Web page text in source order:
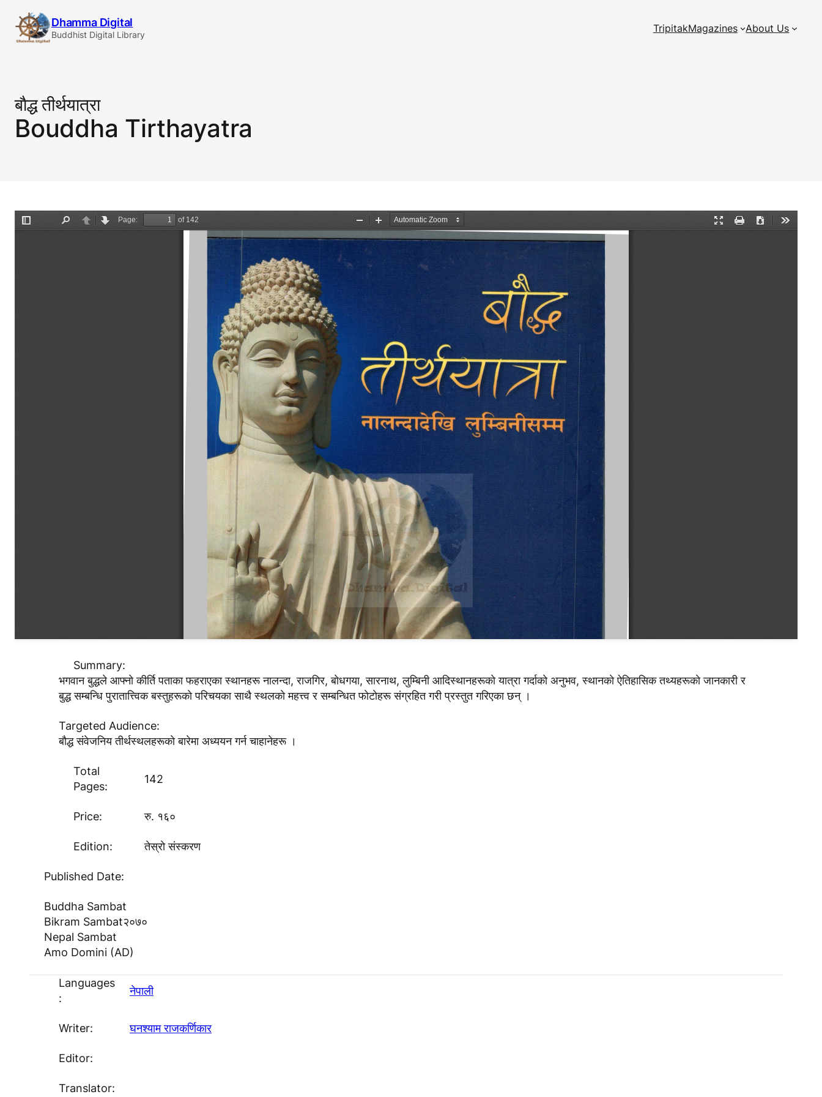
content
Dhamma Digital
Buddhist Digital Library TripitakMagazines About Us
बाैद्ध तीर्थयात्रा
Bouddha Tirthayatra
Summary:
भगवान बुद्धले आफ्नाे कीर्ति पताका फहराएका स्थानहरू नालन्दा, राजगिर, बाेधगया, सारनाथ, लुम्बिनी आदिस्थानहरूकाे यात्रा गर्दाकाे अनुभव, स्थानकाे ऐतिहासिक तथ्यहरूकाे जानकारी र
बुद्ध सम्बन्धि पुरातात्त्विक बस्तुहरूकाे परिचयका साथै स्थलकाे महत्त्व र सम्बन्धित फाेटाेहरू संग्रहित गरी प्रस्तुत गरिएका छन् ।
Targeted Audience:
बाैद्ध संवेजनिय तीर्थस्थलहरूकाे बारेमा अध्ययन गर्न चाहानेहरू ।
Total
Pages:
142
Price: रु. १६०
Edition: तेस्राे संस्करण
Published Date:
Buddha Sambat
Bikram Sambat२०७०
Nepal Sambat
Amo Domini (AD)
Languages
:
नेपाली
Writer: घनश्याम राजकर्णिकार
Editor:
Translator: